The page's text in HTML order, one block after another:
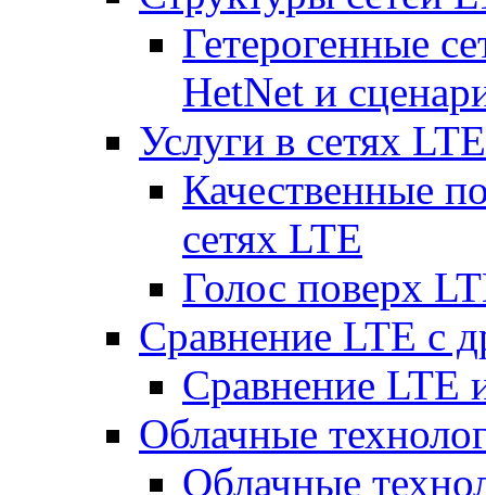
Гетерогенные
HetNet и
Услуги в сетях LTE
Качественные
сетях LTE
Голос поверх
Сравнение LTE с
Сравнение LTE
Облачные
Облачные